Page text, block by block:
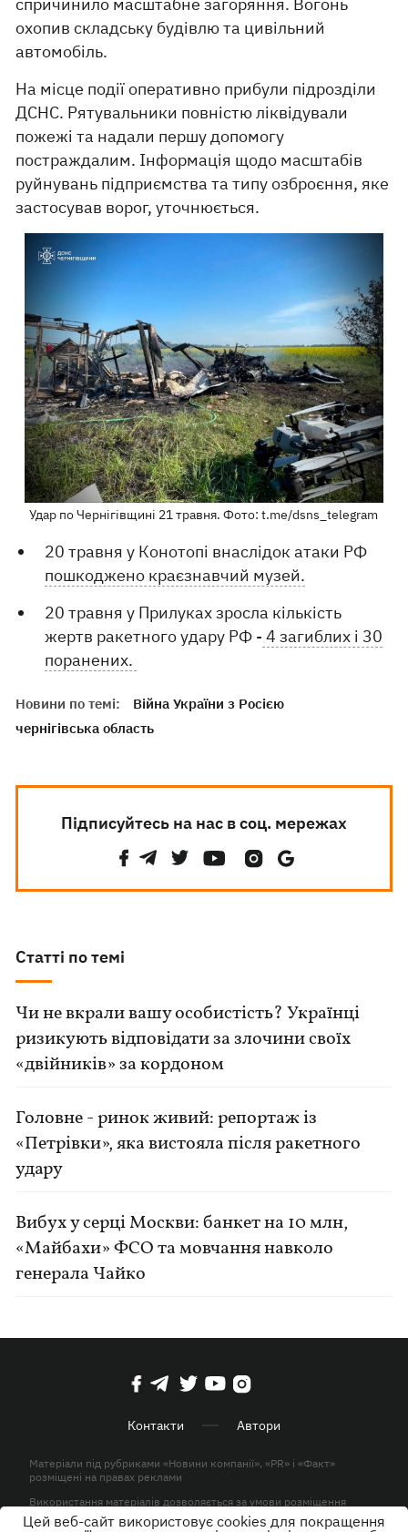
охопив складську будівлю та цивільний
автомобіль.
На місце події оперативно прибули підрозділи
ДСНС. Рятувальники повністю ліквідували
пожежі та надали першу допомогу
постраждалим. Інформація щодо масштабів
руйнувань підприємства та типу озброєння, яке
застосував ворог, уточнюється.
Удар по Чернігівщині 21 травня. Фото: t.me/dsns_telegram
20 травня у Конотопі внаслідок атаки РФ
пошкоджено краєзнавчий музей.
20 травня у Прилуках зросла кількість
жертв ракетного удару РФ - 4 загиблих і 30
поранених.
Новини по темі:
Війна України з Росією
чернігівська область
Підписуйтесь на нас в соц. мережах
Статті по темі
Чи не вкрали вашу особистість? Українці
ризикують відповідати за злочини своїх
«двійників» за кордоном
Головне - ринок живий: репортаж із
«Петрівки», яка вистояла після ракетного
удару
Вибух у серці Москви: банкет на 10 млн,
«Майбахи» ФСО та мовчання навколо
генерала Чайко
Контакти Автори
Матеріали під рубриками «Новини компанії», «PR» і «Факт»
розміщені на правах реклами
Використання матеріалів дозволяється за умови розміщення
активного гіперпосилання на KP.UA в першому абзаці.
Цей веб-сайт використовує cookies для покращення